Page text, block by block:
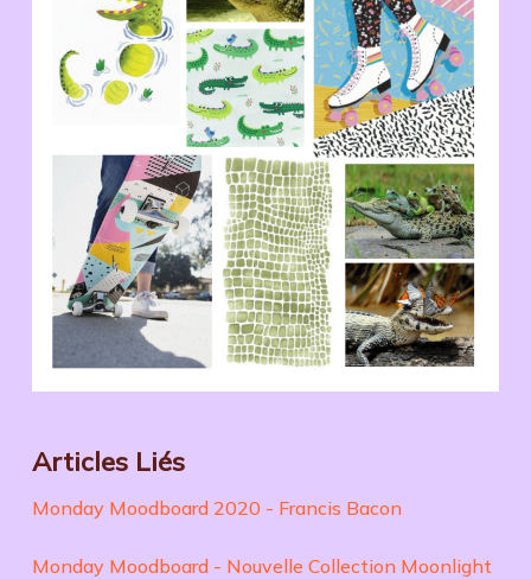
Articles Liés
Monday Moodboard 2020 - Francis Bacon
Monday Moodboard - Nouvelle Collection Moonlight